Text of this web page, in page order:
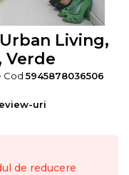
Living,
Verde
• Cod5945878036506
uri
de reducere